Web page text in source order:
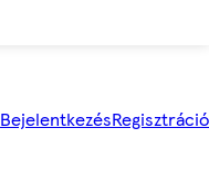
BejelentkezésRegisztráció